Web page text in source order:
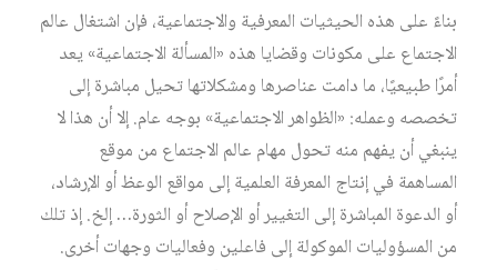
بناءً على هذه الحيثيات المعرفية والاجتماعية، فإن اشتغال عالم
الاجتماع على مكونات وقضايا هذه «المسألة الاجتماعية» يعد
أمرًا طبيعيًا، ما دامت عناصرها ومشكلاتها تحيل مباشرة إلى
تخصصه وعمله: «الظواهر الاجتماعية» بوجه عام. إلا أن هذا لا
ينبغي أن يفهم منه تحول مهام عالم الاجتماع من موقع
المساهمة في إنتاج المعرفة العلمية إلى مواقع الوعظ أو الإرشاد،
أو الدعوة المباشرة إلى التغيير أو الإصلاح أو الثورة… إلخ. إذ تلك
من المسؤوليات الموكولة إلى فاعلين وفعاليات وجهات أخرى.